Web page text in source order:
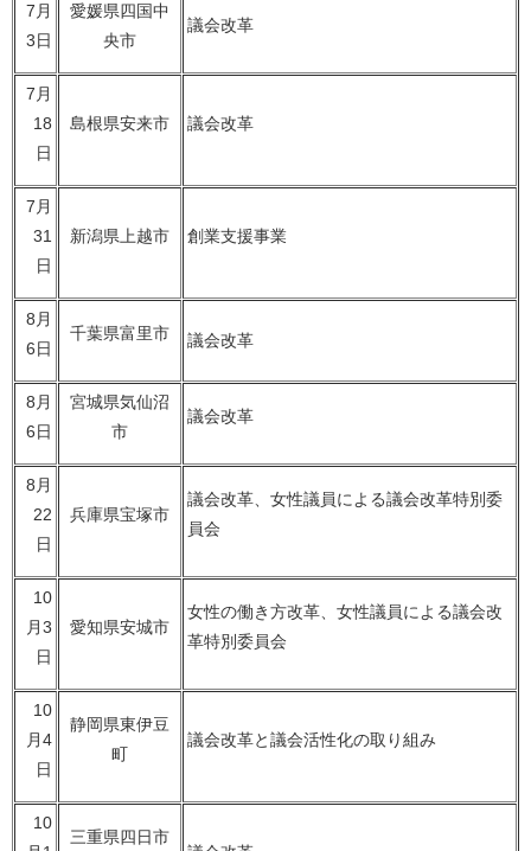
7月
3日
愛媛県四国中
央市
議会改革
7月
18
日
島根県安来市 議会改革
7月
31
日
新潟県上越市 創業支援事業
8月
6日
千葉県富里市 議会改革
8月
6日
宮城県気仙沼
市
議会改革
8月
22
日
兵庫県宝塚市
議会改革、女性議員による議会改革特別委
員会
10
月3
日
愛知県安城市
女性の働き方改革、女性議員による議会改
革特別委員会
10
月4
日
静岡県東伊豆
町
議会改革と議会活性化の取り組み
10
三重県四日市